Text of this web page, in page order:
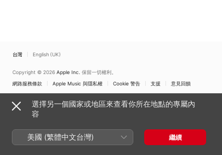
台灣 English (UK)
Copyright © 2026 Apple Inc. 保留一切權利。
網路服務條款
Apple Music 與隱私權 Cookie 警告 支援 意見回饋
選擇另一個國家或地區來查看你所在地點的專屬內
容
美國 (繁體中文台灣) 繼續